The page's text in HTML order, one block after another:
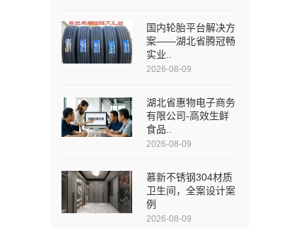
国内轮胎平台解决方
案——湖北省腾冠畅
实业..
2026-08-09
湖北省惠物电子商务
有限公司-高效生鲜
食品..
2026-08-09
慕新不锈钢304材质
卫生间，全案设计案
例
2026-08-09